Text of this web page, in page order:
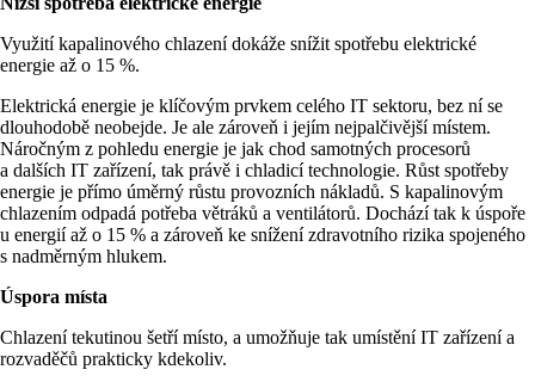
Využití kapalinového chlazení dokáže snížit spotřebu elektrické
energie až o 15 %.
Elektrická energie je klíčovým prvkem celého IT sektoru, bez ní se
dlouhodobě neobejde. Je ale zároveň i jejím nejpalčivější místem.
Náročným z pohledu energie je jak chod samotných procesorů
a dalších IT zařízení, tak právě i chladicí technologie. Růst spotřeby
energie je přímo úměrný růstu provozních nákladů. S kapalinovým
chlazením odpadá potřeba větráků a ventilátorů. Dochází tak k úspoře
u energií až o 15 % a zároveň ke snížení zdravotního rizika spojeného
s nadměrným hlukem.
Úspora místa
Chlazení tekutinou šetří místo, a umožňuje tak umístění IT zařízení a
rozvaděčů prakticky kdekoliv.